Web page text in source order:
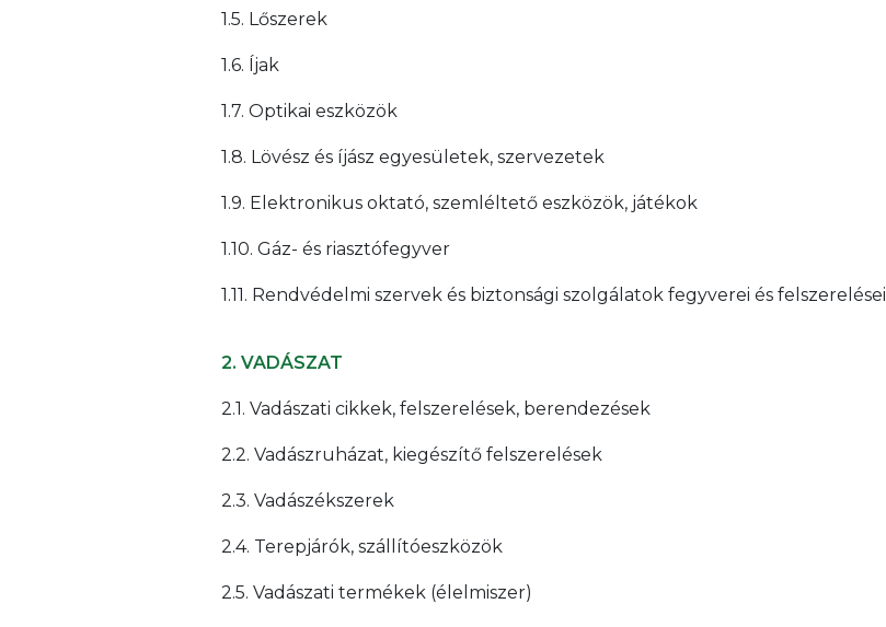
1.5. Lőszerek
1.6. Íjak
1.7. Optikai eszközök
1.8. Lövész és íjász egyesületek, szervezetek
1.9. Elektronikus oktató, szemléltető eszközök, játékok
1.10. Gáz- és riasztófegyver
1.11. Rendvédelmi szervek és biztonsági szolgálatok fegyverei és felszerelései
2. VADÁSZAT
2.1. Vadászati cikkek, felszerelések, berendezések
2.2. Vadászruházat, kiegészítő felszerelések
2.3. Vadászékszerek
2.4. Terepjárók, szállítóeszközök
2.5. Vadászati termékek (élelmiszer)